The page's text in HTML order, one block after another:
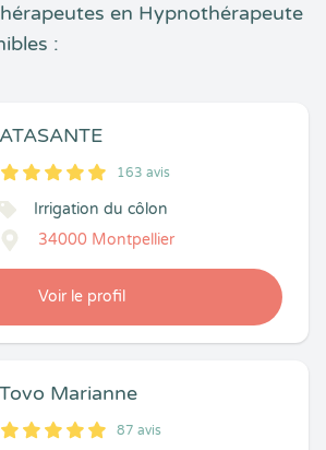
en Hypnothérapeute
:
ATASANTE
5
1
5
163 163 avis
Irrigation du côlon
34000 Montpellier
Voir le profil
Tovo Marianne
5
1
5
87 87 avis